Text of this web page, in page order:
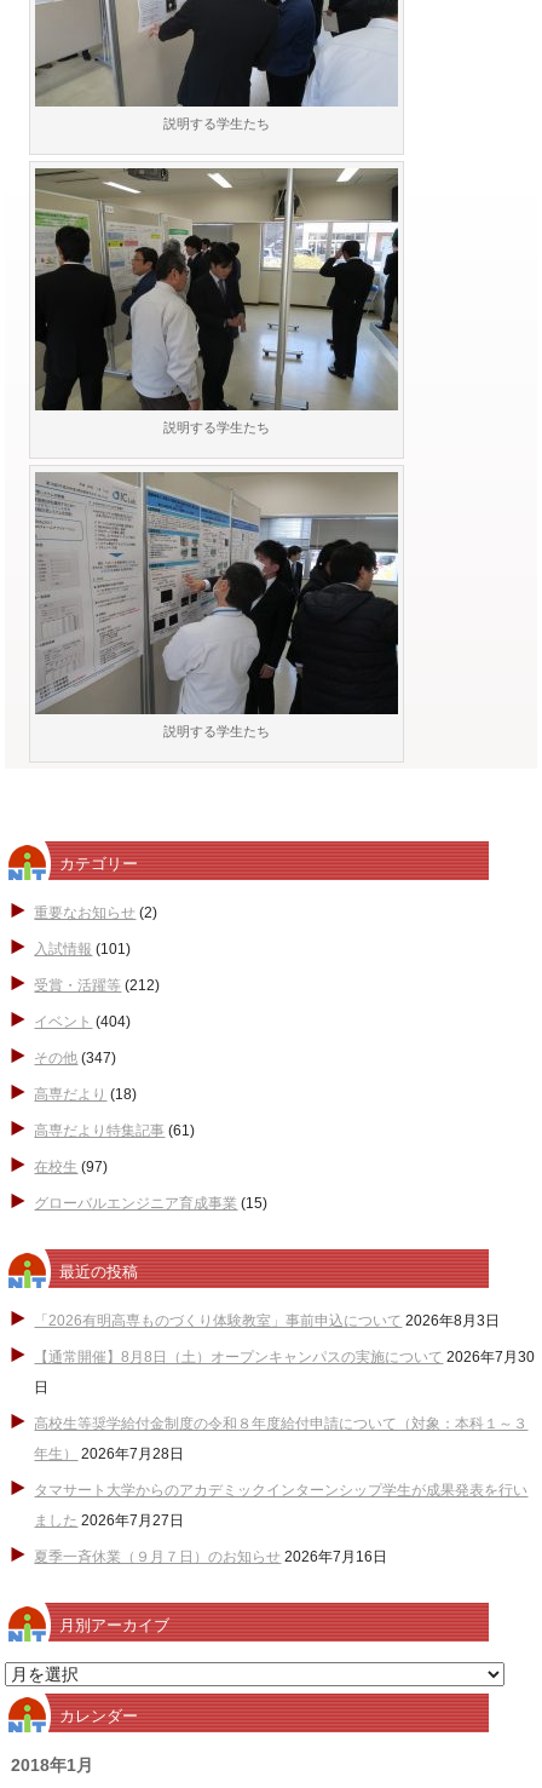
説明する学生たち
説明する学生たち
説明する学生たち
カテゴリー
重要なお知らせ (2)
入試情報 (101)
受賞・活躍等 (212)
イベント (404)
その他 (347)
高専だより (18)
高専だより特集記事 (61)
在校生 (97)
グローバルエンジニア育成事業 (15)
最近の投稿
「2026有明高専ものづくり体験教室」事前申込について 2026年8月3日
【通常開催】8月8日（土）オープンキャンパスの実施について 2026年7月30
日
高校生等奨学給付金制度の令和８年度給付申請について（対象：本科１～３
年生）
2026年7月28日
タマサート大学からのアカデミックインターンシップ学生が成果発表を行い
ました 2026年7月27日
夏季一斉休業（９月７日）のお知らせ 2026年7月16日
月別アーカイブ
月
別
ア
ー
カレンダー
2018年1月